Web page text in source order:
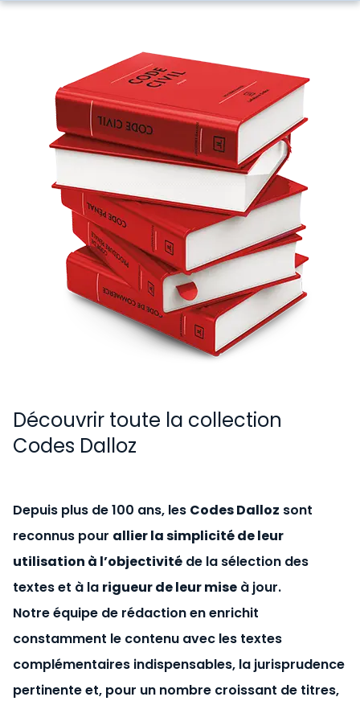
Découvrir toute la collection
Codes Dalloz
Depuis plus de 100 ans, les Codes Dalloz sont
reconnus pour allier la simplicité de leur
utilisation à l’objectivité de la sélection des
textes et à la rigueur de leur mise à jour.
Notre équipe de rédaction en enrichit
constamment le contenu avec les textes
complémentaires indispensables, la jurisprudence
pertinente et, pour un nombre croissant de titres,